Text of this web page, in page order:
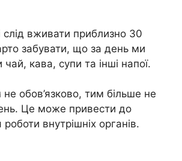
вживати приблизно 30
забувати, що за день ми
кава, супи та інші напої.
обов’язково, тим більше не
Це може привести до
внутрішніх органів.